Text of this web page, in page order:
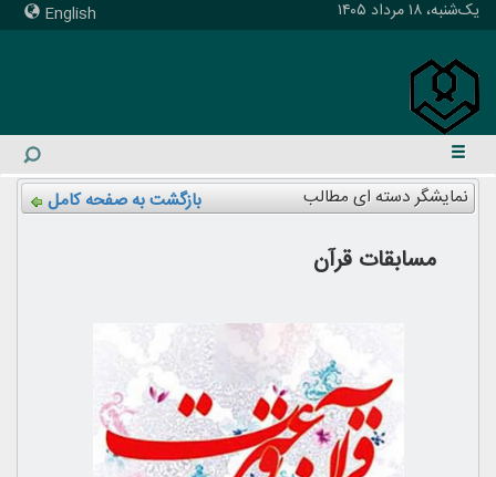
English یک‌شنبه، ۱۸ مرداد ۱۴۰۵
نمایشگر دسته ای مطالب بازگشت به صفحه کامل
مسابقات قرآن